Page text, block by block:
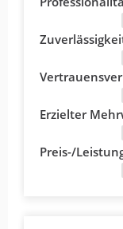
Erzielter
Preis-/